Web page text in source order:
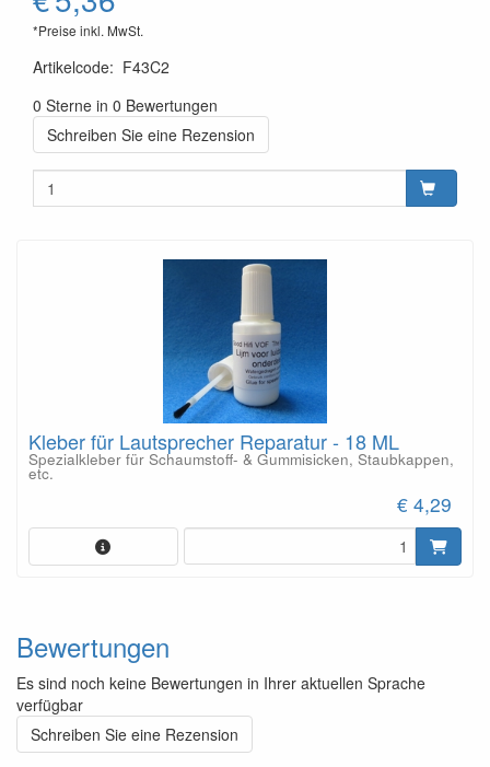
*Preise inkl. MwSt.
Artikelcode: F43C2
0 Sterne in 0 Bewertungen
Schreiben Sie eine Rezension
Kleber für Lautsprecher Reparatur - 18 ML
Spezialkleber für Schaumstoff- & Gummisicken, Staubkappen,
etc.
€ 4,29
Bewertungen
Es sind noch keine Bewertungen in Ihrer aktuellen Sprache
verfügbar
Schreiben Sie eine Rezension